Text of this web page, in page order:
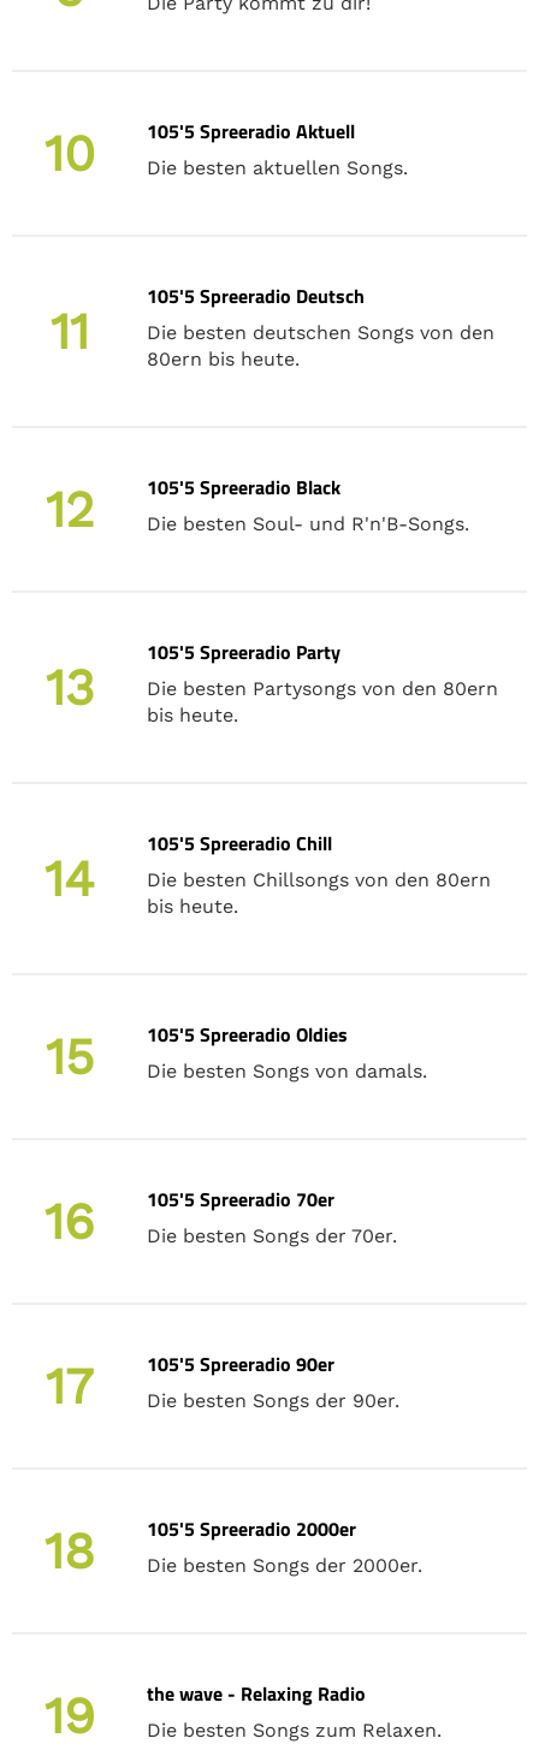
10 105'5 Spreeradio Aktuell
Die besten aktuellen Songs.
11
105'5 Spreeradio Deutsch
Die besten deutschen Songs von den
80ern bis heute.
12 105'5 Spreeradio Black
Die besten Soul- und R'n'B-Songs.
13
105'5 Spreeradio Party
Die besten Partysongs von den 80ern
bis heute.
14
105'5 Spreeradio Chill
Die besten Chillsongs von den 80ern
bis heute.
15 105'5 Spreeradio Oldies
Die besten Songs von damals.
16 105'5 Spreeradio 70er
Die besten Songs der 70er.
17 105'5 Spreeradio 90er
Die besten Songs der 90er.
18 105'5 Spreeradio 2000er
Die besten Songs der 2000er.
19 the wave - Relaxing Radio
Die besten Songs zum Relaxen.